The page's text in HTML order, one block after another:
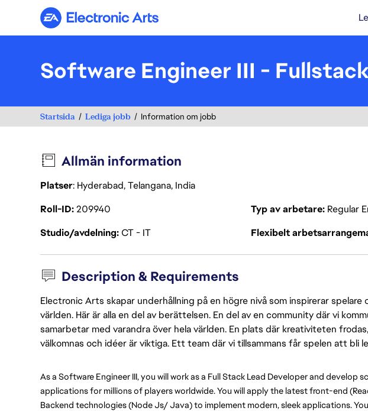
Electronic Arts
Software Engineer III -
Startsida Lediga jobb Information om jobb
Allmän information
Platser: Hyderabad, Telangana, India
Roll-ID209940 Typ av arbetare Regular
Studio/avdelningCT - IT Flexibelt
Description & Requirements
Electronic Arts skapar underhållning på en högre nivå som inspirerar spelare
världen. Här är alla en del av berättelsen. En del av en community där vi
samarbetar med varandra över hela världen. En plats där kreativiteten
välkomnas och idéer är viktiga. Ett team där vi tillsammans får spelen att bli
As a Software Engineer III, you will work as a Full Stack Lead Developer and develop
applications for millions of players worldwide. You will apply the latest front-end
Backend technologies (Node Js/ Java) to implement modern, sleek applications.